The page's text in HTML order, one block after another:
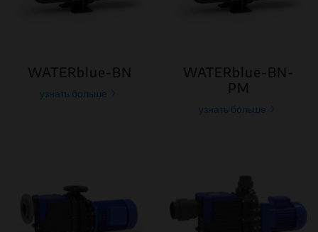
WATERblue-BN
узнать больше
WATERblue-BN-
PM
узнать больше